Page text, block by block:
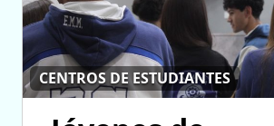
CENTROS DE ESTUDIANTES